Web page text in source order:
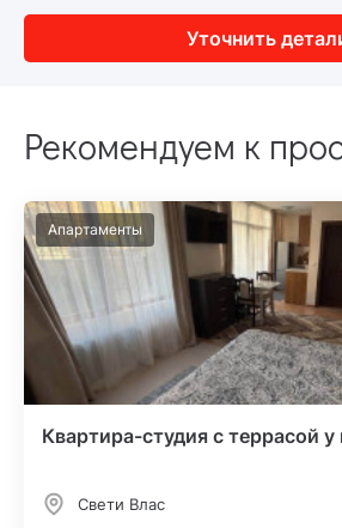
Уточнить
Рекомендуем к
Апартаменты
Квартира-студия с террасой
Свети Влас